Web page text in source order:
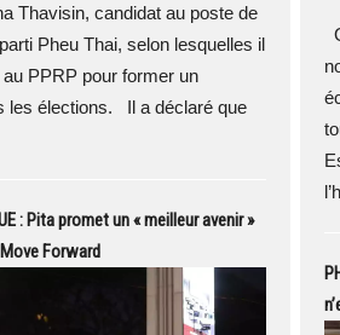
Thavisin, candidat au poste de
Pheu Thai, selon lesquelles il
PPRP pour former un
les élections. Il a déclaré que
: Pita promet un « meilleur avenir »
Forward